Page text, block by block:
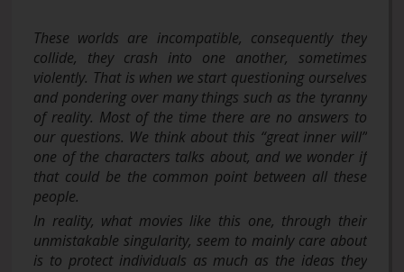
These worlds are incompatible, consequently they
collide, they crash into one another, sometimes
violently. That is when we start questioning ourselves
and pondering over many things such as the tyranny
of reality. Most of the time there are no answers to
our questions. We think about this “great inner will”
one of the characters talks about, and we wonder if
that could be the common point between all these
people.
In reality, what movies like this one, through their
unmistakable singularity, seem to mainly care about
is to protect individuals as much as the ideas they